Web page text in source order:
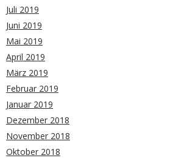
Juli 2019
Juni 2019
Mai 2019
April 2019
März 2019
Februar 2019
Januar 2019
Dezember 2018
November 2018
Oktober 2018